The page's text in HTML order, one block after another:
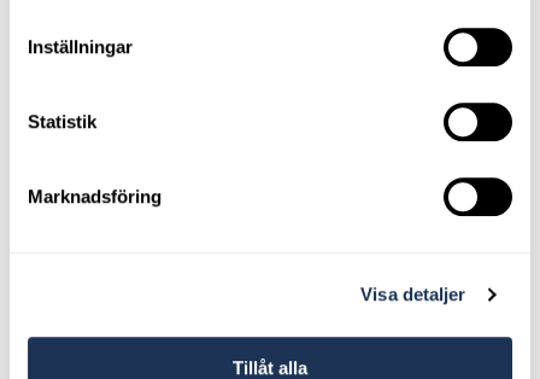
Inställningar
Statistik
Marknadsföring
Visa detaljer
Tillåt alla